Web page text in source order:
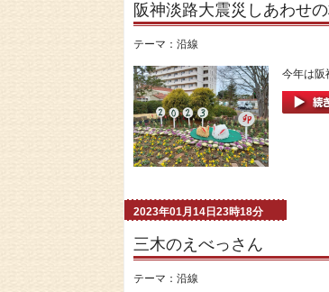
阪神淡路大震災しあわせ
テーマ： 沿線
今年は阪
2023年01月14日23時18分
三木のえべっさん
テーマ： 沿線